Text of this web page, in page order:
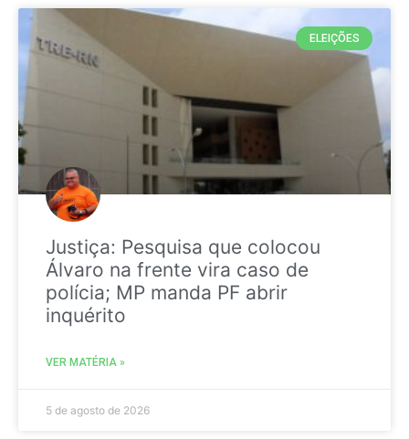
ELEIÇÕES
Justiça: Pesquisa que colocou
Álvaro na frente vira caso de
polícia; MP manda PF abrir
inquérito
VER MATÉRIA »
5 de agosto de 2026